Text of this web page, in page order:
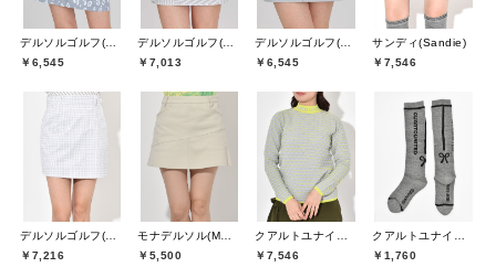
￥6,545
￥7,013
￥6,545
サンディ(Sandie)
￥7,546
￥7,216
￥5,500
￥7,546
￥1,760